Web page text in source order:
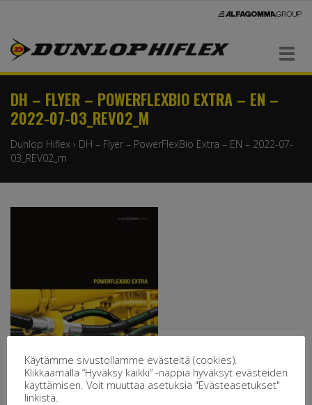
Navigaatio
DH – FLYER – POWERFLEXBIO EXTRA – EN –
2022-07-03_REV02_M
Dunlop Hiflex › DH – Flyer – PowerFlexBio Extra – EN – 2022-07-
03_REV02_m
Käytämme sivustollamme evästeitä (cookies).
Klikkaamalla “Hyväksy kaikki” -nappia hyväksyt evästeiden
käyttämisen. Voit muuttaa asetuksia "Evästeasetukset"
linkistä.